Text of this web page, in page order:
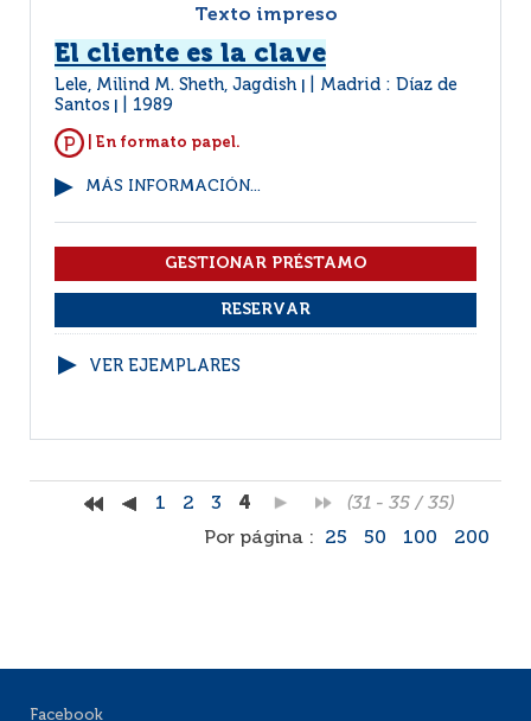
Texto impreso
El cliente es la clave
Lele, Milind M. Sheth, Jagdish
Madrid : Díaz de
Santos
1989
| En formato papel.
MÁS INFORMACIÓN...
VER EJEMPLARES
1 2 3 4
(31 - 35 / 35)
Por página :
25 50 100 200
Facebook